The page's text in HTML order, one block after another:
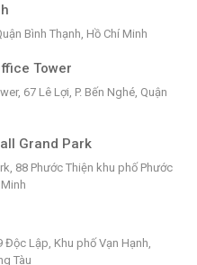
Bình Thạnh, Hồ Chí Minh
Tower
67 Lê Lợi, P. Bến Nghé, Quận
Grand Park
88 Phước Thiện khu phố Phước
Độc Lập, Khu phố Vạn Hạnh,
Tàu